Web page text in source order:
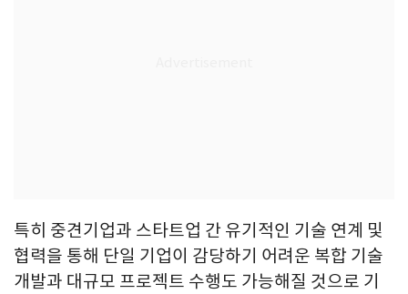
특히 중견기업과 스타트업 간 유기적인 기술 연계 및
협력을 통해 단일 기업이 감당하기 어려운 복합 기술
개발과 대규모 프로젝트 수행도 가능해질 것으로 기